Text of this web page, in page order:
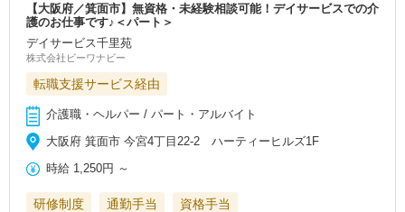
【大阪府／箕面市】無資格・未経験相談可能！デイサービスでの介
護のお仕事です♪＜パート＞
デイサービス千里苑
株式会社ビーワナビー
転職支援サービス経由
介護職・ヘルパー / パート・アルバイト
大阪府 箕面市 今宮4丁目22-2 ハーティーヒルズ1F
時給 1,250円 ～
研修制度 通勤手当
資格手当